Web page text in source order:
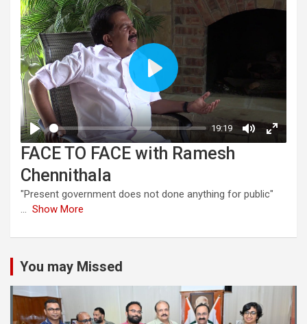
FACE TO FACE with Ramesh
Chennithala
"Present government does not done anything for public"
... Show More
You may Missed